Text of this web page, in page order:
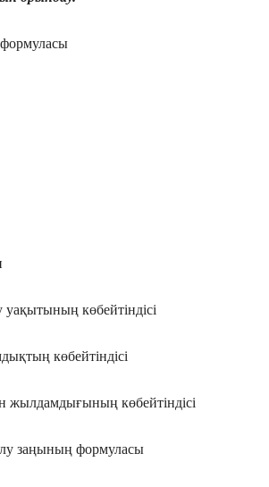
көбейтіндісі
көбейтіндісі
жылдамдығының көбейтіндісі
заңының формуласы